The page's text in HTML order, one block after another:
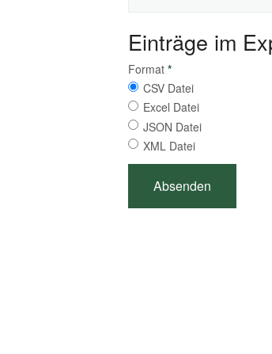
Einträge im
Format *
CSV Datei
Excel Datei
JSON Datei
XML Datei